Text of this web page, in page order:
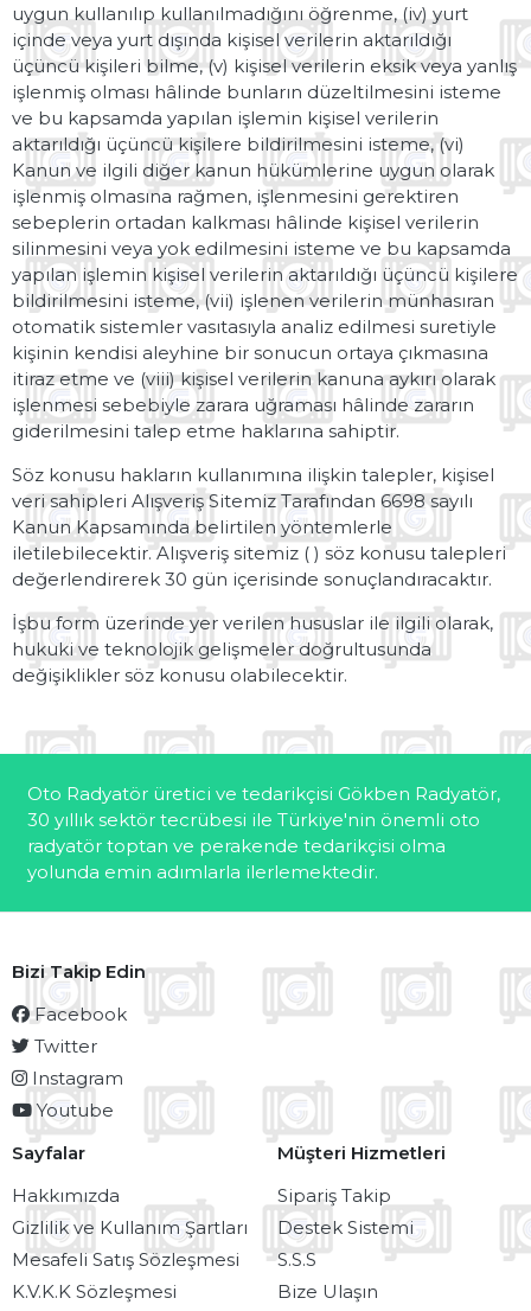
uygun kullanılıp kullanılmadığını öğrenme, (iv) yurt
içinde veya yurt dışında kişisel verilerin aktarıldığı
üçüncü kişileri bilme, (v) kişisel verilerin eksik veya yanlış
işlenmiş olması hâlinde bunların düzeltilmesini isteme
ve bu kapsamda yapılan işlemin kişisel verilerin
aktarıldığı üçüncü kişilere bildirilmesini isteme, (vi)
Kanun ve ilgili diğer kanun hükümlerine uygun olarak
işlenmiş olmasına rağmen, işlenmesini gerektiren
sebeplerin ortadan kalkması hâlinde kişisel verilerin
silinmesini veya yok edilmesini isteme ve bu kapsamda
yapılan işlemin kişisel verilerin aktarıldığı üçüncü kişilere
bildirilmesini isteme, (vii) işlenen verilerin münhasıran
otomatik sistemler vasıtasıyla analiz edilmesi suretiyle
kişinin kendisi aleyhine bir sonucun ortaya çıkmasına
itiraz etme ve (viii) kişisel verilerin kanuna aykırı olarak
işlenmesi sebebiyle zarara uğraması hâlinde zararın
giderilmesini talep etme haklarına sahiptir.
Söz konusu hakların kullanımına ilişkin talepler, kişisel
veri sahipleri Alışveriş Sitemiz Tarafından 6698 sayılı
Kanun Kapsamında belirtilen yöntemlerle
iletilebilecektir. Alışveriş sitemiz ( ) söz konusu talepleri
değerlendirerek 30 gün içerisinde sonuçlandıracaktır.
İşbu form üzerinde yer verilen hususlar ile ilgili olarak,
hukuki ve teknolojik gelişmeler doğrultusunda
değişiklikler söz konusu olabilecektir.
Oto Radyatör üretici ve tedarikçisi Gökben Radyatör,
30 yıllık sektör tecrübesi ile Türkiye'nin önemli oto
radyatör toptan ve perakende tedarikçisi olma
yolunda emin adımlarla ilerlemektedir.
Bizi Takip Edin
Facebook
Twitter
Instagram
Youtube
Sayfalar
Hakkımızda
Gizlilik ve Kullanım Şartları
Mesafeli Satış Sözleşmesi
K.V.K.K Sözleşmesi
Müşteri Hizmetleri
Sipariş Takip
Destek Sistemi
S.S.S
Bize Ulaşın